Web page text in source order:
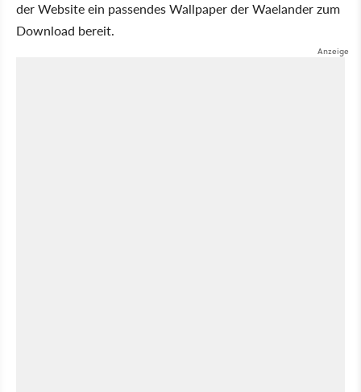
der Website ein passendes Wallpaper der Waelander zum
Download bereit.